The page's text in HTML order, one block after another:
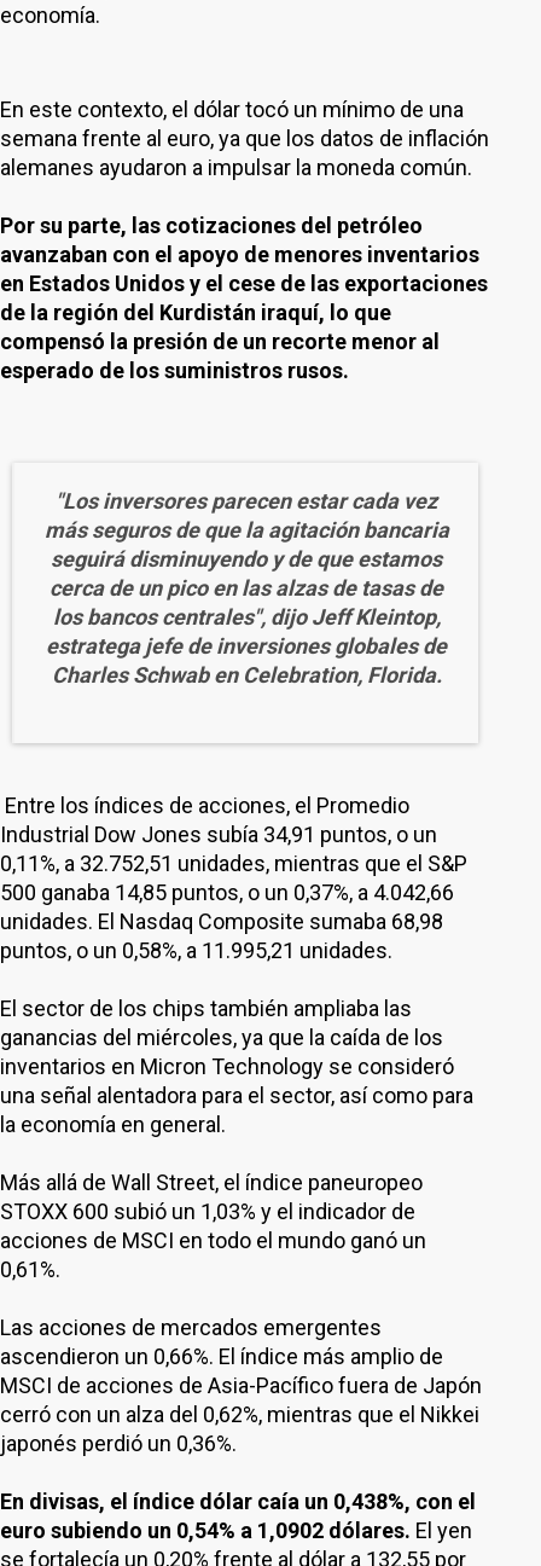
economía.
En este contexto, el dólar tocó un mínimo de una
semana frente al euro, ya que los datos de inflación
alemanes ayudaron a impulsar la moneda común.
Por su parte, las cotizaciones del petróleo
avanzaban con el apoyo de menores inventarios
en Estados Unidos y el cese de las exportaciones
de la región del Kurdistán iraquí, lo que
compensó la presión de un recorte menor al
esperado de los suministros rusos.
"Los inversores parecen estar cada vez
más seguros de que la agitación bancaria
seguirá disminuyendo y de que estamos
cerca de un pico en las alzas de tasas de
los bancos centrales", dijo Jeff Kleintop,
estratega jefe de inversiones globales de
Charles Schwab en Celebration, Florida.
Entre los índices de acciones, el Promedio
Industrial Dow Jones subía 34,91 puntos, o un
0,11%, a 32.752,51 unidades, mientras que el S&P
500 ganaba 14,85 puntos, o un 0,37%, a 4.042,66
unidades. El Nasdaq Composite sumaba 68,98
puntos, o un 0,58%, a 11.995,21 unidades.
El sector de los chips también ampliaba las
ganancias del miércoles, ya que la caída de los
inventarios en Micron Technology se consideró
una señal alentadora para el sector, así como para
la economía en general.
Más allá de Wall Street, el índice paneuropeo
STOXX 600 subió un 1,03% y el indicador de
acciones de MSCI en todo el mundo ganó un
0,61%.
Las acciones de mercados emergentes
ascendieron un 0,66%. El índice más amplio de
MSCI de acciones de Asia-Pacífico fuera de Japón
cerró con un alza del 0,62%, mientras que el Nikkei
japonés perdió un 0,36%.
En divisas, el índice dólar caía un 0,438%, con el
euro subiendo un 0,54% a 1,0902 dólares. El yen
se fortalecía un 0,20% frente al dólar a 132,55 por